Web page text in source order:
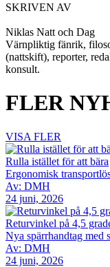
SKRIVEN AV
Niklas Natt och Dag
Värnpliktig fänrik,
(nattskift), reporter,
konsult.
FLER
VISA FLER
Rulla istället för att bära
Ergonomisk
Av: DMH
24 juni, 2026
Returvinkel på 4,5
Nya spärrhandtag med
Av: DMH
24 juni, 2026